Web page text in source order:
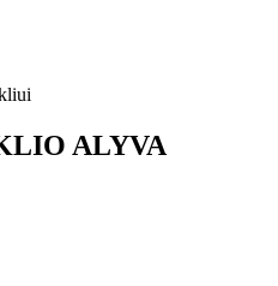
ALYVA